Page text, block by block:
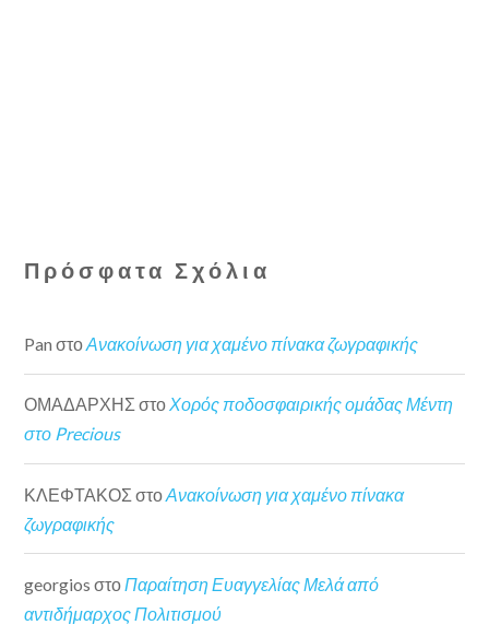
Πρόσφατα Σχόλια
Pan στοΑνακοίνωση για χαμένο πίνακα ζωγραφικής
ΟΜΑΔΑΡΧΗΣ στοΧορός ποδοσφαιρικής ομάδας Μέντη
στο Precious
ΚΛΕΦΤΑΚΟΣ στοΑνακοίνωση για χαμένο πίνακα
ζωγραφικής
georgios στο Παραίτηση Ευαγγελίας Μελά από
αντιδήμαρχος Πολιτισμού